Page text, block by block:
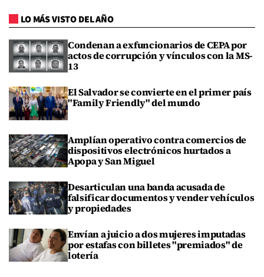
LO MÁS VISTO DEL AÑO
Condenan a exfuncionarios de CEPA por
actos de corrupción y vínculos con la MS-
13
El Salvador se convierte en el primer país
"Family Friendly" del mundo
Amplían operativo contra comercios de
dispositivos electrónicos hurtados a
Apopa y San Miguel
Desarticulan una banda acusada de
falsificar documentos y vender vehículos
y propiedades
Envían a juicio a dos mujeres imputadas
por estafas con billetes "premiados" de
lotería